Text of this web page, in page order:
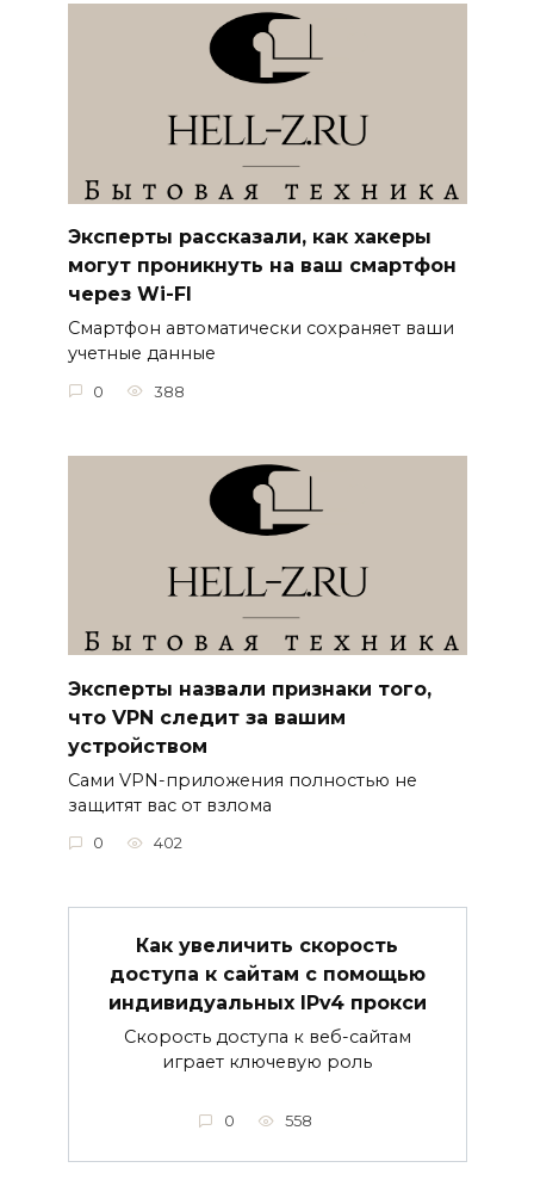
Эксперты рассказали, как хакеры
могут проникнуть на ваш смартфон
через Wi-FI
Смартфон автоматически сохраняет ваши
учетные данные
0 388
Эксперты назвали признаки того,
что VPN следит за вашим
устройством
Сами VPN-приложения полностью не
защитят вас от взлома
0 402
Как увеличить скорость
доступа к сайтам с помощью
индивидуальных IPv4 прокси
Скорость доступа к веб-сайтам
играет ключевую роль
0 558